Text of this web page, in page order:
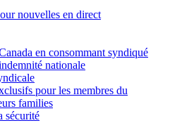
nouvelles en direct
en consommant syndiqué
nationale
pour les membres du
families
sécurité